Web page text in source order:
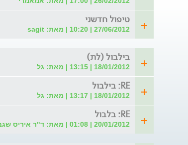
טיפול חדשני
27/06/2012 | 10:20 | מאת: sagit
בילבול (לת)
18/01/2012 | 13:15 | מאת: גל
RE: בילבול
18/01/2012 | 13:17 | מאת: גל
RE: בלבול
20/01/2012 | 01:08 | מאת: ד"ר איריס שגב